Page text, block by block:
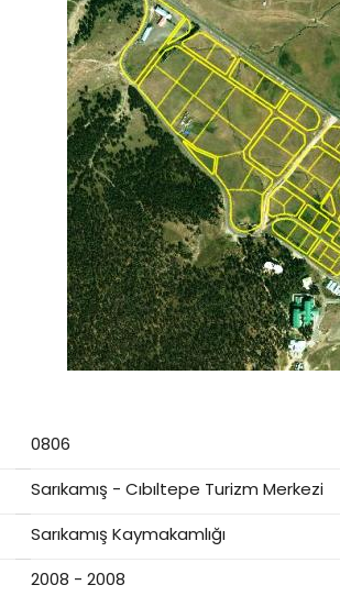
0806
Sarıkamış - Cıbıltepe Turizm Merkezi
Sarıkamış Kaymakamlığı
2008 - 2008